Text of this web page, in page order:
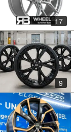
17
9